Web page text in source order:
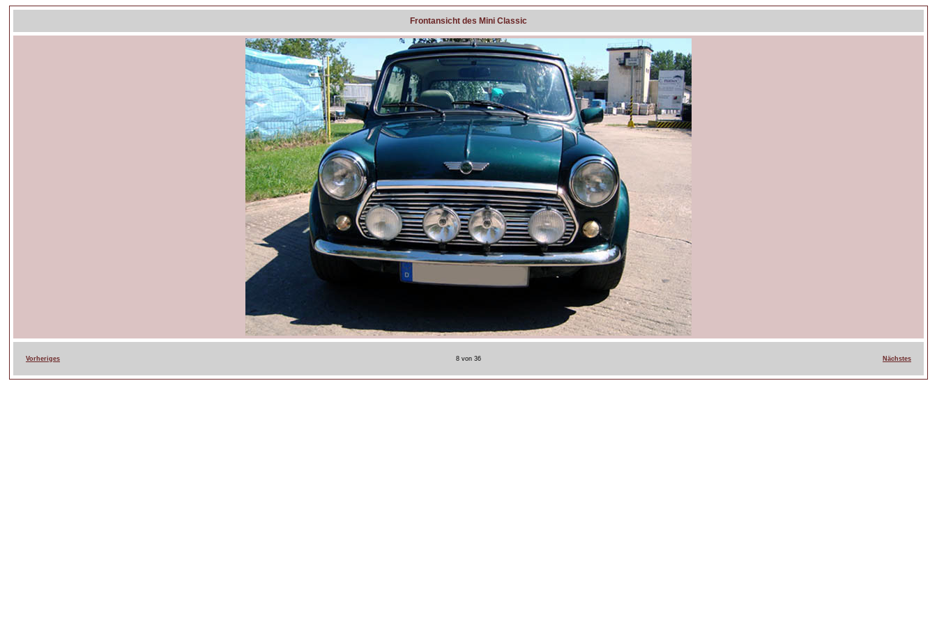
Frontansicht des Mini Classic
Vorheriges 8 von 36 Nächstes